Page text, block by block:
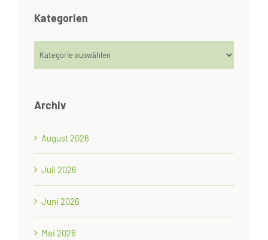
Kategorien
Kategorien
Archiv
August 2026
Juli 2026
Juni 2026
Mai 2026